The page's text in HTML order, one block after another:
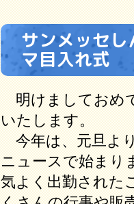
サンメッセ
マ目入れ式
明けましておめ
いたします。
今年は、元旦よ
ニュースで始まり
気よく出勤された